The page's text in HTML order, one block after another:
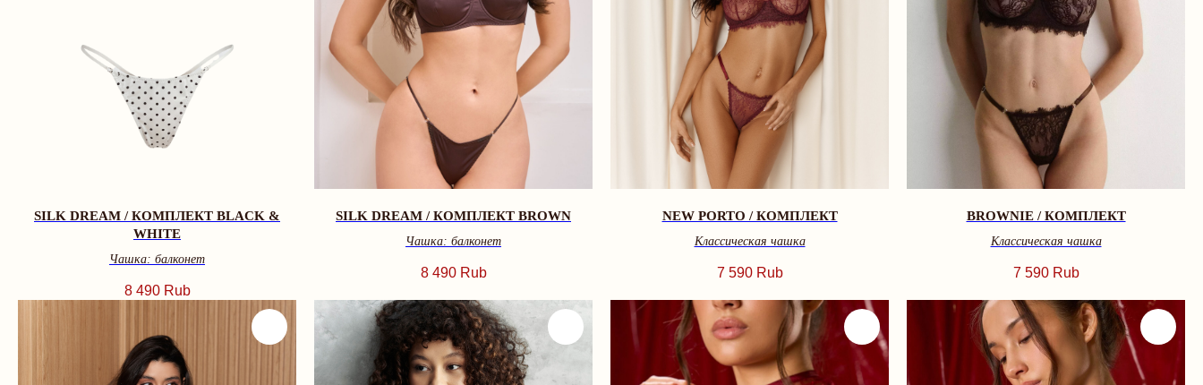
SILK DREAM / КОМПЛЕКТ BLACK &
WHITE
Чашка: балконет
8 490 Rub
SILK DREAM / КОМПЛЕКТ BROWN
Чашка: балконет
8 490 Rub
NEW PORTO / КОМПЛЕКТ
Классическая чашка
7 590 Rub
BROWNIE / КОМПЛЕКТ
Классическая чашка
7 590 Rub